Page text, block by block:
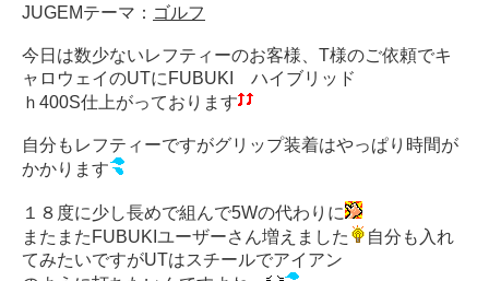
JUGEMテーマ： ゴルフ
今日は数少ないレフティーのお客様、T様のご依頼でキ
ャロウェイのUTにFUBUKI ハイブリッド
ｈ400S仕上がっております
自分もレフティーですがグリップ装着はやっぱり時間が
かかります
１８度に少し長めで組んで5Wの代わりに
またまたFUBUKIユーザーさん増えました
自分も入れ
てみたいですがUTはスチールでアイアン